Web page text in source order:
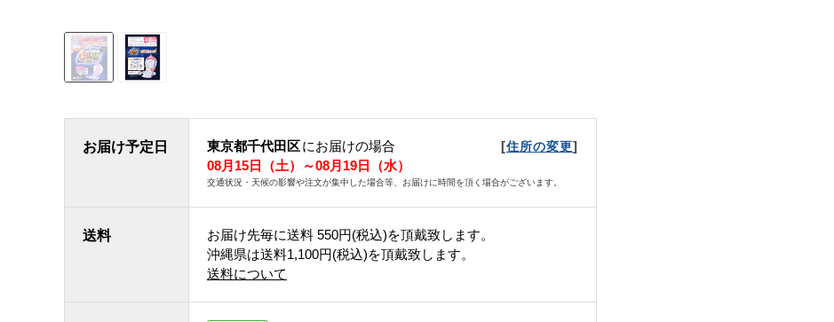
お届け予定日 東京都千代田区にお届けの場合 [住所の変更]
08月15日（土）～08月19日（水）
交通状況・天候の影響や注文が集中した場合等、お届けに時間を頂く場合がございます。
送料 お届け先毎に送料 550円(税込)を頂戴致します。
沖縄県は送料1,100円(税込)を頂戴致します。
送料について